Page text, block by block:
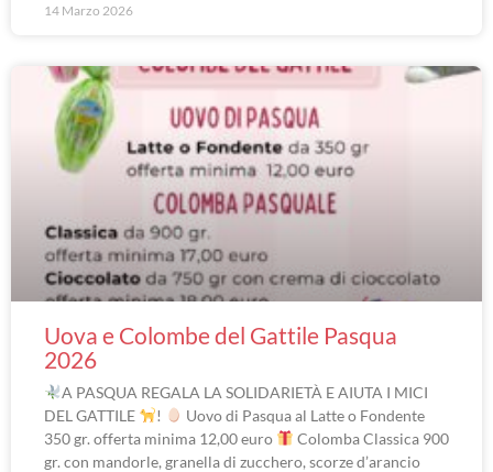
14 Marzo 2026
Uova e Colombe del Gattile Pasqua
2026
A PASQUA REGALA LA SOLIDARIETÀ E AIUTA I MICI
DEL GATTILE
!
Uovo di Pasqua al Latte o Fondente
350 gr. offerta minima 12,00 euro
Colomba Classica 900
gr. con mandorle, granella di zucchero, scorze d’arancio